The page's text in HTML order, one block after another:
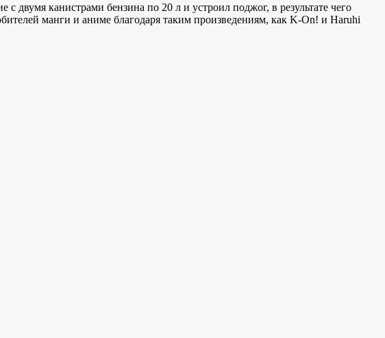
канистрами бензина по 20 л и устроил поджог, в результате чего
манги и аниме благодаря таким произведениям, как K-On! и Haruhi